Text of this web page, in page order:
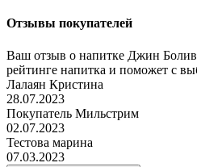
Отзывы покупателей
Ваш отзыв о напитке Джин
рейтинге напитка и поможет с
Лалаян Кристина
28.07.2023
Покупатель Мильстрим
02.07.2023
Тестова марина
07.03.2023